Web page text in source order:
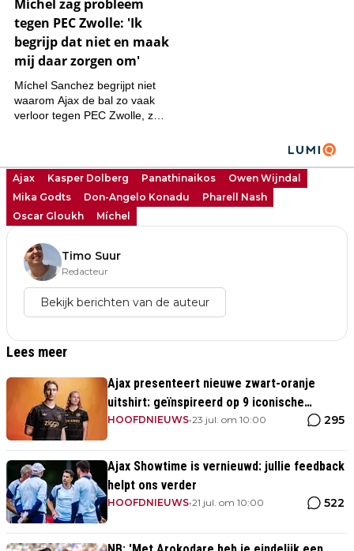
Ajax Kasper Dolberg Panathinaikos
Owen Wijndal
Mika Godts
Don-Angelo Konadu
Pharell Nash
Oscar Gloukh
Míchel
Timo Suur
Redacteur
Bekijk berichten van de auteur
Lees meer
Ajax presenteert nieuwe zwart-oranje
uitshirt: geïnspireerd op 9 iconische
momenten uit clubhistorie
HOOFDNIEUWS•23 jul. om 10:00 295
Ajax Showtime is vernieuwd: jullie feedback
helpt ons verder
HOOFDNIEUWS•21 jul. om 10:00 522